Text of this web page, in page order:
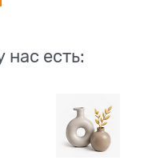
нас есть: